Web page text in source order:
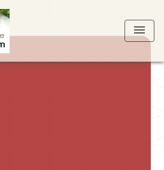
menu